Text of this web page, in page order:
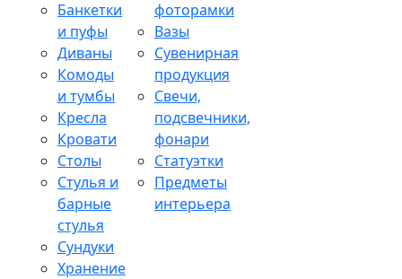
Банкетки
и пуфы
Диваны
Комоды
и тумбы
Кресла
Кровати
Столы
Стулья и
барные
стулья
Сундуки
Хранение
фоторамки
Вазы
Сувенирная
продукция
Свечи,
подсвечники,
фонари
Статуэтки
Предметы
интерьера